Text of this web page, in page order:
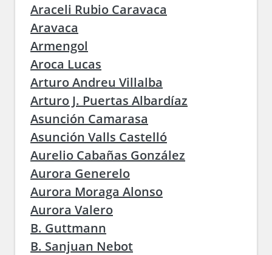
Araceli Rubio Caravaca
Aravaca
Armengol
Aroca Lucas
Arturo Andreu Villalba
Arturo J. Puertas Albardíaz
Asunción Camarasa
Asunción Valls Castelló
Aurelio Cabañas González
Aurora Generelo
Aurora Moraga Alonso
Aurora Valero
B. Guttmann
B. Sanjuan Nebot